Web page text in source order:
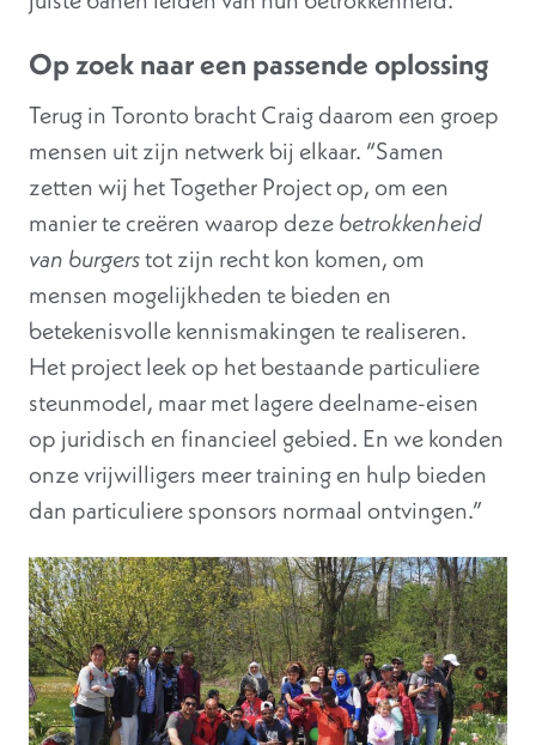
Op zoek naar een passende oplossing
Terug in Toronto bracht Craig daarom een groep
mensen uit zijn netwerk bij elkaar. “Samen
zetten wij het Together Project op, om een
manier te creëren waarop dezebetrokkenheid
van burgerstot zijn recht kon komen, om
mensen mogelijkheden te bieden en
betekenisvolle kennismakingen te realiseren.
Het project leek op het bestaande particuliere
steunmodel, maar met lagere deelname-eisen
op juridisch en financieel gebied. En we konden
onze vrijwilligers meer training en hulp bieden
dan particuliere sponsors normaal ontvingen.”